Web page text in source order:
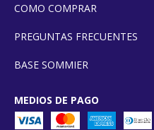
COMO COMPRAR
PREGUNTAS FRECUENTES
BASE SOMMIER
MEDIOS DE PAGO